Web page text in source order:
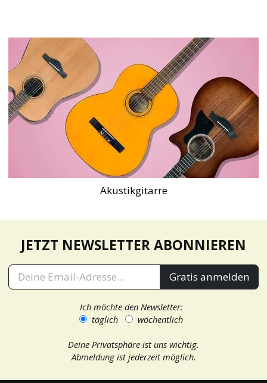
Akustikgitarre
JETZT NEWSLETTER ABONNIEREN
Gratis anmelden
Ich möchte den Newsletter:
täglich
wöchentlich
Deine Privatsphäre ist uns wichtig.
Abmeldung ist jederzeit möglich.